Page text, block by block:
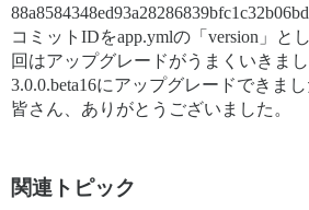
コミットIDをapp.ymlの「version」と
回はアップグレードがうまくいきまし
3.0.0.beta16にアップグレードできまし
皆さん、ありがとうございました。
関連トピック